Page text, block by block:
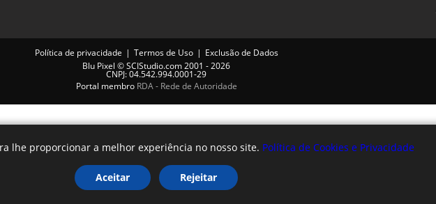
Política de privacidade Termos de Uso
Exclusão de Dados
Blu Pixel ©SCIStudio.com2001 - 2026
CNPJ: 04.542.994.0001-29
Portal membro RDA - Rede de Autoridade
lhe proporcionar a melhor experiência no nosso site. Política de Cookies e Privacidade
Aceitar Rejeitar